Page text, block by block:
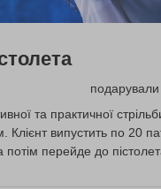
подарували
та практичної
випустить по 20
перейде до